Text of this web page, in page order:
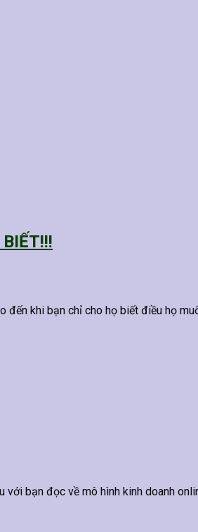
khi bạn chỉ cho họ biết điều họ
bạn đọc về mô hình kinh doanh